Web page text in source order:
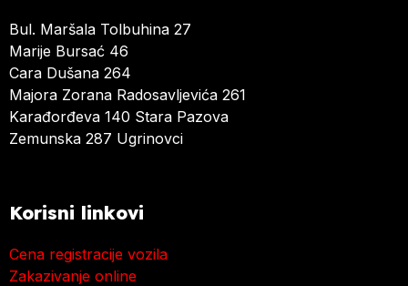
Bul. Maršala Tolbuhina 27
Marije Bursać 46
Cara Dušana 264
Majora Zorana Radosavljevića 261
Karađorđeva 140 Stara Pazova
Zemunska 287 Ugrinovci
Korisni linkovi
Cena registracije vozila
Zakazivanje online